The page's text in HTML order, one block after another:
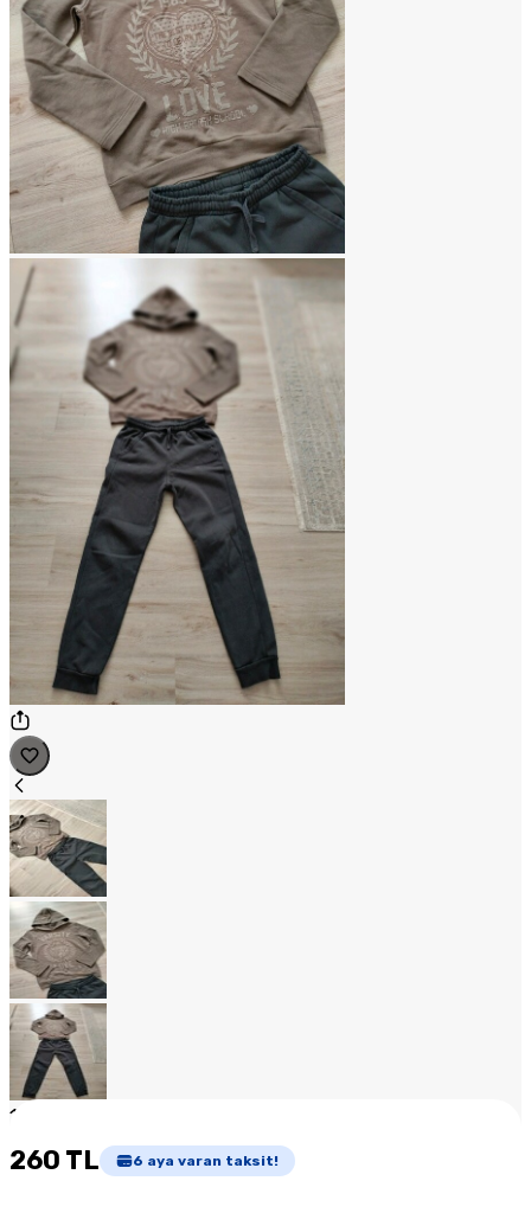
1
260 TL 6 aya varan taksit!